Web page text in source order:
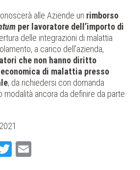
alle Aziende un rimborso
per lavoratore dell’importo di
delle integrazioni di malattia
a carico dell’azienda,
che non hanno diritto
di malattia presso
, da richiedersi con domanda
ancora da definire da parte
Twitter